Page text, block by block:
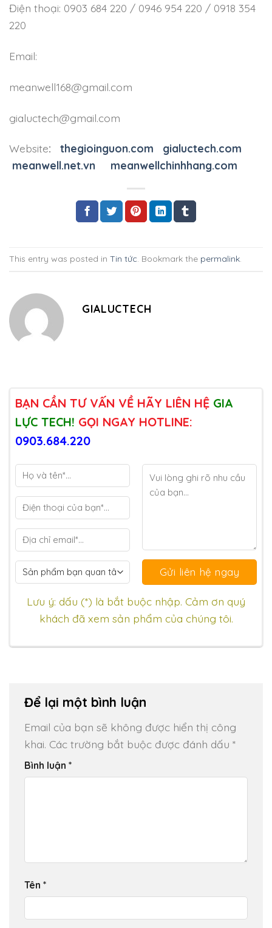
Điện thoại: 0903 684 220 / 0946 954 220 / 0918 354
220
Email:
meanwell168@gmail.com
gialuctech@gmail.com
Website: thegioinguon.com gialuctech.com
meanwell.net.vn
meanwellchinhhang.com
This entry was posted in Tin tức. Bookmark the permalink.
GIALUCTECH
BẠN CẦN TƯ VẤN VỀ HÃY LIÊN HỆ GIA
LỰC TECH! GỌI NGAY HOTLINE:
0903.684.220
Lưu ý: dấu (*) là bắt buộc nhập. Cảm ơn quý
khách đã xem sản phẩm của chúng tôi.
Để lại một bình luận
Email của bạn sẽ không được hiển thị công
khai. Các trường bắt buộc được đánh dấu *
Bình luận *
Tên *